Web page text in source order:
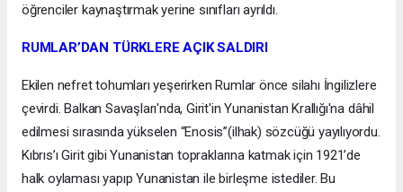
öğrenciler kaynaştırmak yerine sınıfları ayrıldı.
RUMLAR’DAN TÜRKLERE AÇIK SALDIRI
Ekilen nefret tohumları yeşerirken Rumlar önce silahı İngilizlere
çevirdi. Balkan Savaşları'nda, Girit'in Yunanistan Krallığı'na dâhil
edilmesi sırasında yükselen “Enosis”(ilhak) sözcüğü yayılıyordu.
Kıbrıs’ı Girit gibi Yunanistan topraklarına katmak için 1921’de
halk oylaması yapıp Yunanistan ile birleşme istediler. Bu